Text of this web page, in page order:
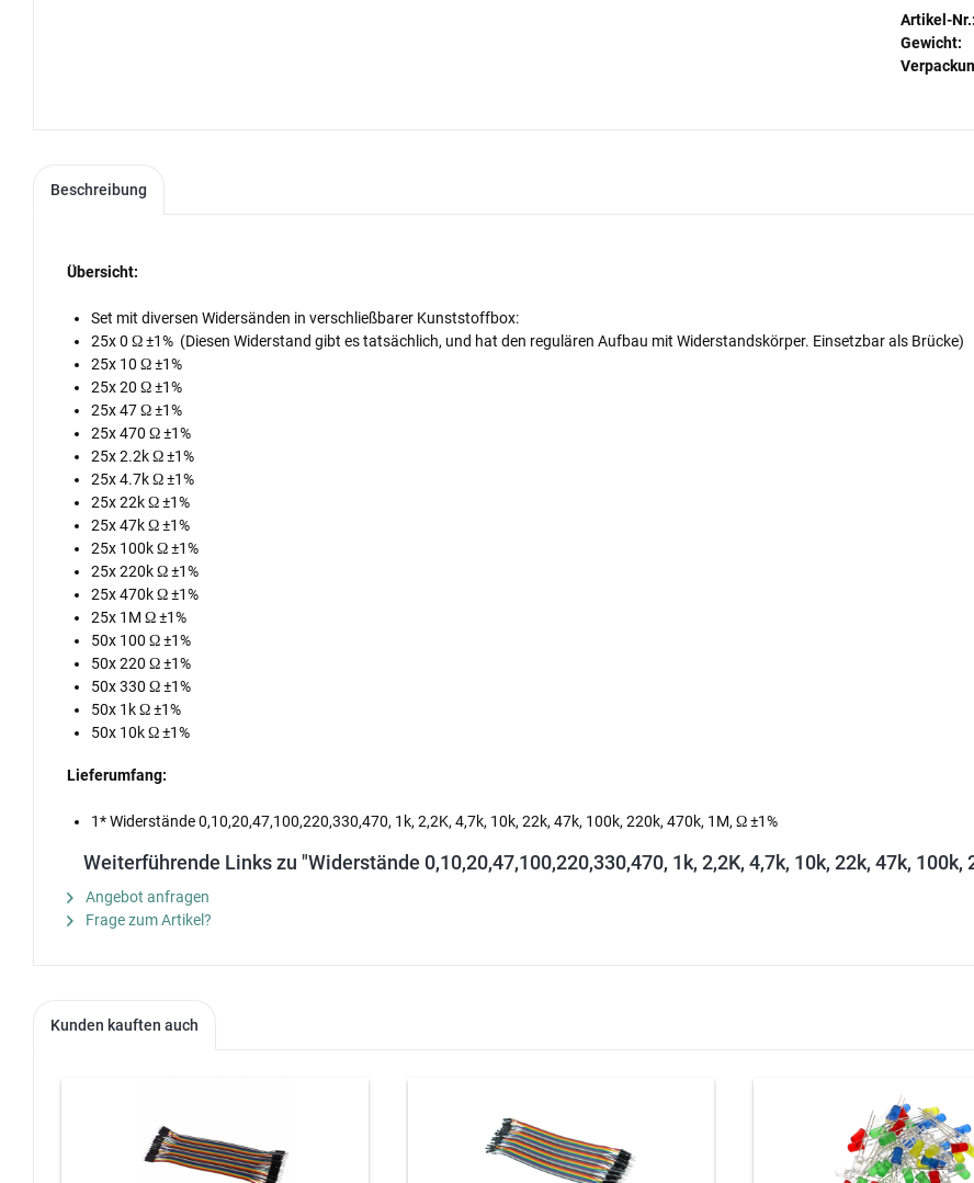
Artikel-Nr.:
Gewicht:
Beschreibung
Übersicht:
Set mit diversen Widersänden in verschließbarer Kunststoffbox:
25x 0 Ω ±1% (Diesen Widerstand gibt es tatsächlich, und hat den regulären Aufbau mit Widerstandskörper. Einsetzbar als Brücke)
25x 10 Ω ±1%
25x 20 Ω ±1%
25x 47 Ω ±1%
25x 470 Ω ±1%
25x 2.2k Ω ±1%
25x 4.7k Ω ±1%
25x 22k Ω ±1%
25x 47k Ω ±1%
25x 100k Ω ±1%
25x 220k Ω ±1%
25x 470k Ω ±1%
25x 1M Ω ±1%
50x 100 Ω ±1%
50x 220 Ω ±1%
50x 330 Ω ±1%
50x 1k Ω ±1%
50x 10k Ω ±1%
Lieferumfang:
1* Widerstände 0,10,20,47,100,220,330,470, 1k, 2,2K, 4,7k, 10k, 22k, 47k, 100k, 220k, 470k, 1M, Ω ±1%
Weiterführende Links zu "Widerstände 0,10,20,47,100,220,330,470, 1k, 2,2K, 4,7k, 10k, 22k, 47k, 100k,
Angebot anfragen
Frage zum Artikel?
Kunden kauften auch